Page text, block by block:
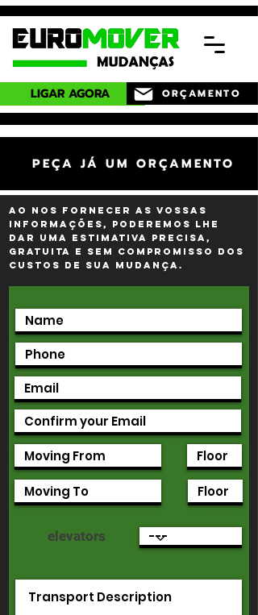
LIGAR AGORA ORÇAMENTO
PEÇA JÁ UM ORÇAMENTO
Ao nos fornecer as vossas
informações, poderemos lhe
dar uma estimativa precisa,
gratuita e sem compromisso dos
custos de sua mudança.
elevators